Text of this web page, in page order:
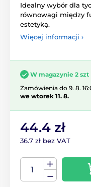
Idealny wybór dla
równowagi między
estetyką.
Więcej informacji ›
W magazynie 2 szt
Zamówienia do 9. 8.
we wtorek 11. 8.
44.4 zł
36.7 zł bez VAT